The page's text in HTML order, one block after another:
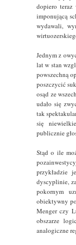
dopiero teraz
imponującą
wydawali,
Jednym z
lat w stan
powszechną
poszczycić
osąd ze
udało się
tak
się
publicznie
Stąd o ile
przykładzie
dyscyplinie,
pokornym
obiektywny
Menger czy
obszarze
analogiczne